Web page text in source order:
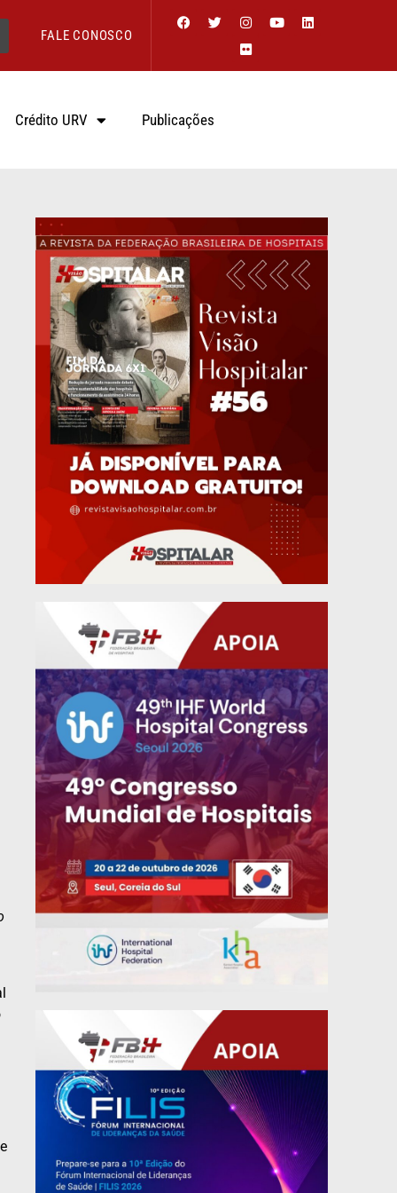
FALE CONOSCO
Crédito URV Publicações